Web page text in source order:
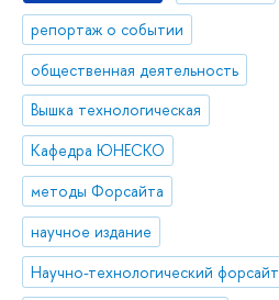
репортаж о событии
общественная деятельность
Вышка технологическая
Кафедра ЮНЕСКО
методы Форсайта
научное издание
Научно-технологический форсайт